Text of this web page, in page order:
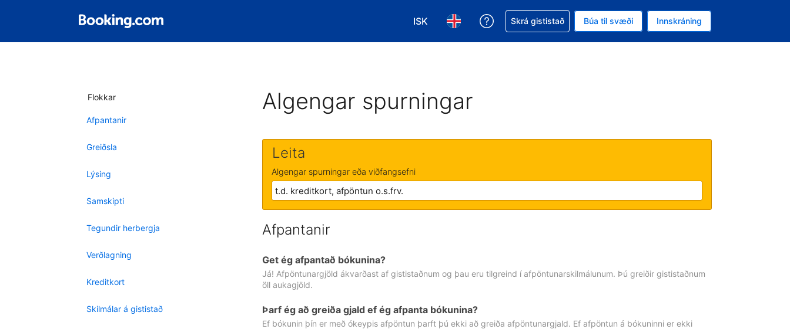
ISK
Veldu gjaldmiðil. Í augnablikinu er gjaldmiðillinn Íslensk króna
Veldu þitt tungumál. Í augnablikinu er tungumál þitt Íslensku
Fá aðstoð við bókunina
Skrá gististað Búa til svæði Innskráning
Flokkar
Afpantanir
Greiðsla
Lýsing
Samskipti
Tegundir herbergja
Verðlagning
Kreditkort
Skilmálar á gististað
Algengar spurningar
Leita
Algengar spurningar eða viðfangsefni
Afpantanir
Get ég afpantað bókunina?
Já! Afpöntunargjöld ákvarðast af gististaðnum og þau eru tilgreind í afpöntunarskilmálunum. Þú greiðir gististaðnum
öll aukagjöld.
Þarf ég að greiða gjald ef ég afpanta bókunina?
Ef bókunin þín er með ókeypis afpöntun þarft þú ekki að greiða afpöntunargjald. Ef afpöntun á bókuninni er ekki